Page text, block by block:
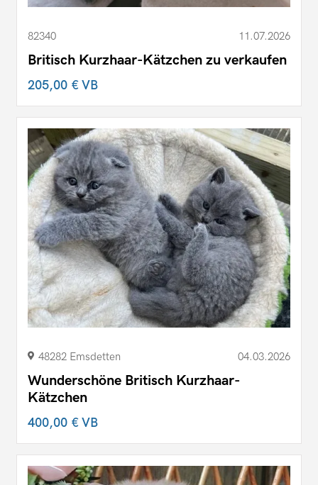
82340 11.07.2026
Britisch Kurzhaar-Kätzchen zu verkaufen
205,00 €VB
48282 Emsdetten 04.03.2026
Wunderschöne Britisch Kurzhaar-
Kätzchen
400,00 €VB